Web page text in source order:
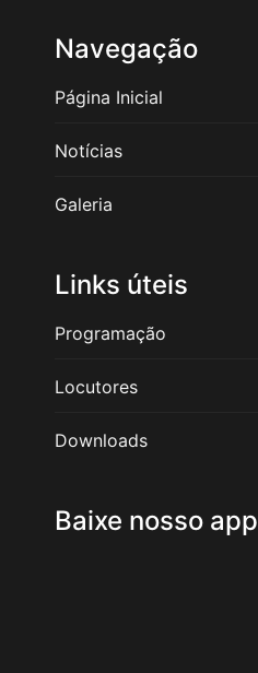
Navegação
Página Inicial
Notícias
Galeria
Links úteis
Programação
Locutores
Downloads
Baixe nosso app